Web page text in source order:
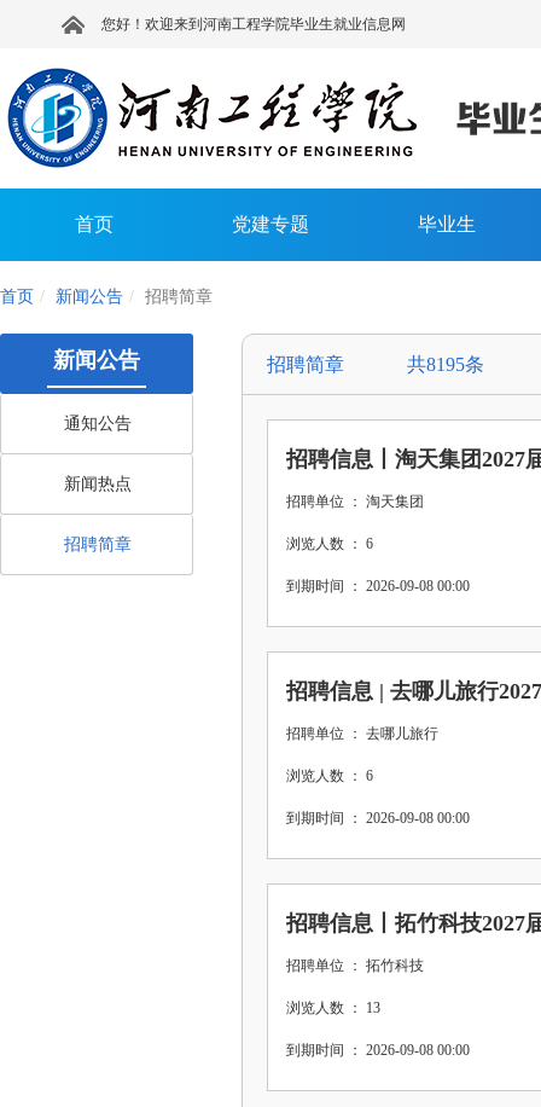
您好！欢迎来到河南工程学院毕业生就业信息网
首页 党建专题 毕业生
首页 新闻公告 招聘简章
新闻公告
通知公告
新闻热点
招聘简章
招聘简章 共8195条
招聘信息丨淘天集团2027
招聘单位 ： 淘天集团
浏览人数 ： 6
到期时间 ： 2026-09-08 00:00
招聘信息 | 去哪儿旅行
招聘单位 ： 去哪儿旅行
浏览人数 ： 6
到期时间 ： 2026-09-08 00:00
招聘信息丨拓竹科技2027
招聘单位 ： 拓竹科技
浏览人数 ： 13
到期时间 ： 2026-09-08 00:00